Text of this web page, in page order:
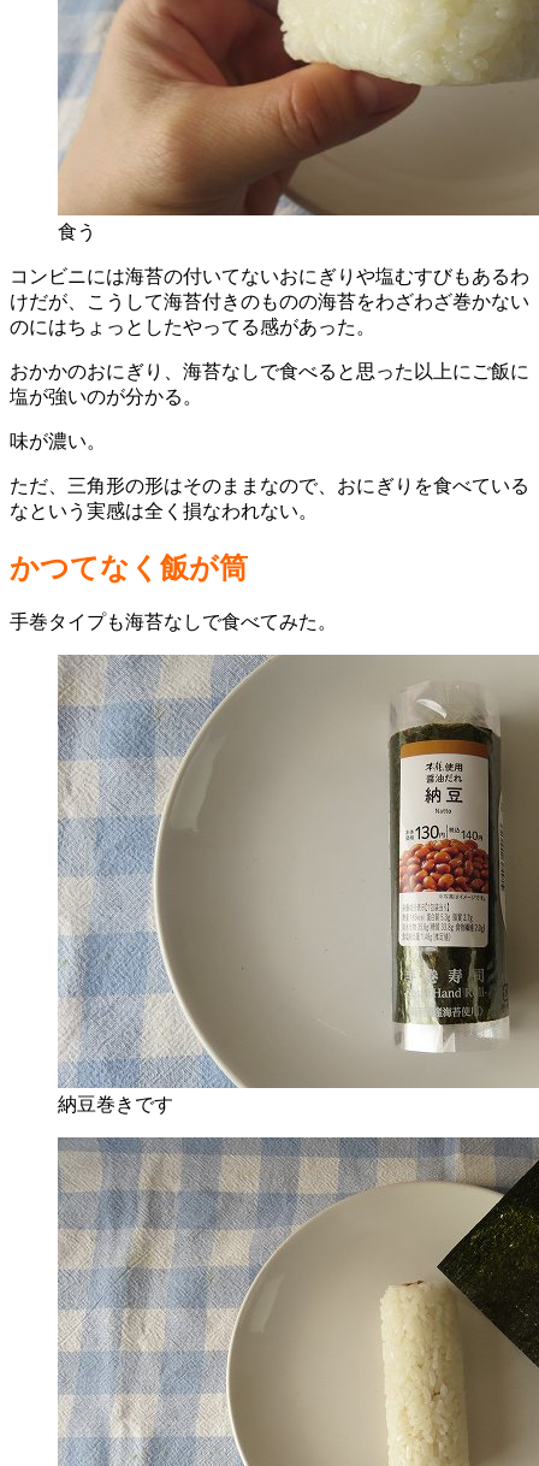
食う
コンビニには海苔の付いてないおにぎりや塩むすびもあるわ
けだが、こうして海苔付きのものの海苔をわざわざ巻かない
のにはちょっとしたやってる感があった。
おかかのおにぎり、海苔なしで食べると思った以上にご飯に
塩が強いのが分かる。
味が濃い。
ただ、三角形の形はそのままなので、おにぎりを食べている
なという実感は全く損なわれない。
かつてなく飯が筒
手巻タイプも海苔なしで食べてみた。
納豆巻きです